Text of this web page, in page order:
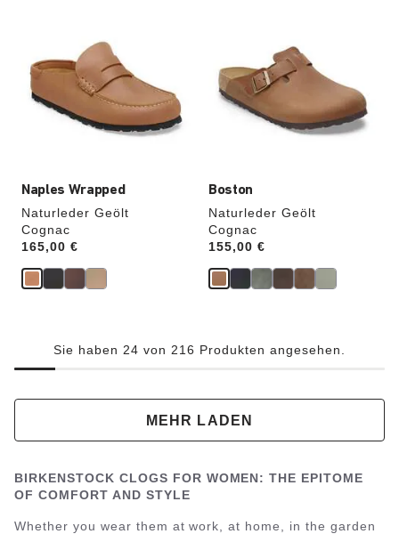
Naples Wrapped
Naturleder Geölt
Cognac
Price:
165,00 €
Farben
werden
die
Produktbilder
aktualisiert.
Boston
Naturleder Geölt
Cognac
Price:
155,00 €
werden
die
Produktbilder
aktualisiert.
Sie haben 24 von 216 Produkten angesehen.
MEHR LADEN
BIRKENSTOCK CLOGS FOR WOMEN: THE EPITOME
OF COMFORT AND STYLE
Whether you wear them at work, at home, in the garden